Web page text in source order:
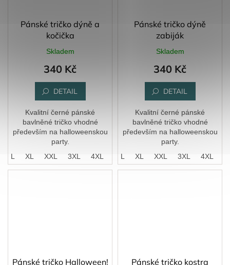
Pánské tričko dýně a
kočička
Skladem
340 Kč
DETAIL
Kvalitní černé pánské
bavlněné tričko vhodné
především na halloweenskou
party.
L XL XXL 3XL 4XL
Pánské tričko dýně
zabiják
Skladem
340 Kč
DETAIL
Kvalitní černé pánské
bavlněné tričko vhodné
především na halloweenskou
party.
S
L XL XXL 3XL 4XL
Pánské tričko Halloween! Pánské tričko kostra